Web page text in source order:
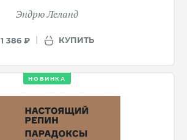
Эндрю Леланд
1 386 ₽ КУПИТЬ
НОВИНКА